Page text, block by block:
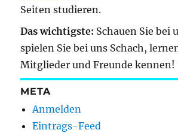
Seiten studieren.
Das wichtigste: Schauen Sie bei
spielen Sie bei uns Schach,
Mitglieder und Freunde kennen!
META
Anmelden
Eintrags-Feed